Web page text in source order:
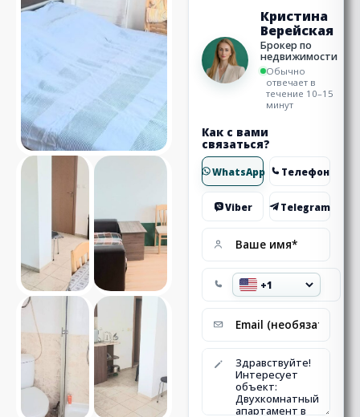
Кристина
Верейская
Брокер по
недвижимости
Обычно
отвечает в
течение 10–15
минут
Как с вами
связаться?
WhatsApp Телефон
Viber Telegram